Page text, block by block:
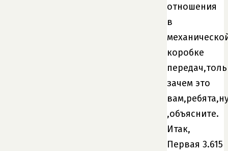
отношения
в
коробке
зачем это
,объясните.
Итак,
Первая 3.615